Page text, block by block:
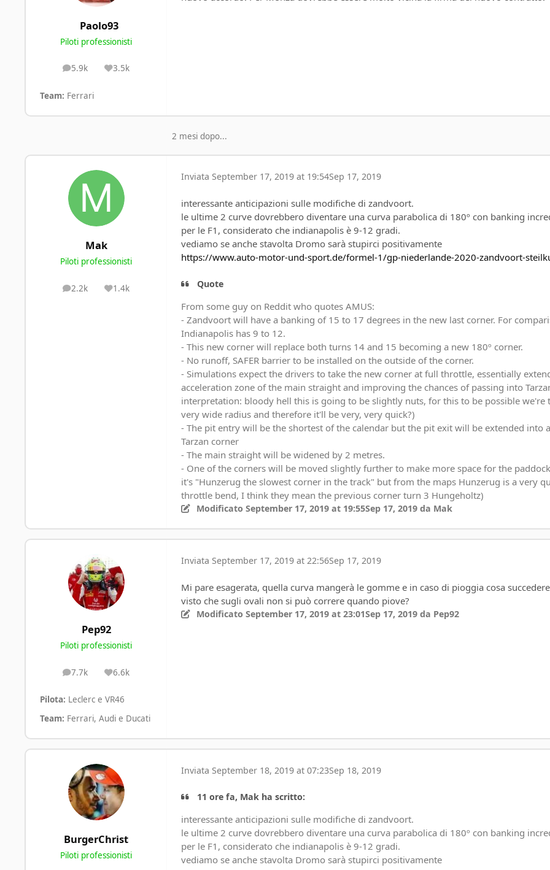
Paolo93
Piloti professionisti
5.9k
posts 3.5k
Reputation
Team: Ferrari
2 mesi dopo...
Mak
Piloti professionisti
2.2k
posts 1.4k
Reputation
Inviata September 17, 2019 at 19:54Sep 17, 2019
interessante anticipazioni sulle modifiche di zandvoort.
le ultime 2 curve dovrebbero diventare una curva parabolica di 180º con banking
per le F1, considerato che indianapolis è 9-12 gradi.
vediamo se anche stavolta Dromo sarà stupirci positivamente
https://www.auto-motor-und-sport.de/formel-1/gp-niederlande-2020-zandvoort-
Quote
From some guy on Reddit who quotes AMUS:
- Zandvoort will have a banking of 15 to 17 degrees in the new last corner. For
Indianapolis has 9 to 12.
- This new corner will replace both turns 14 and 15 becoming a new 180º corner.
- No runoff, SAFER barrier to be installed on the outside of the corner.
- Simulations expect the drivers to take the new corner at full throttle, essentially
acceleration zone of the main straight and improving the chances of passing into
interpretation: bloody hell this is going to be slightly nuts, for this to be possible we're
very wide radius and therefore it'll be very, very quick?)
- The pit entry will be the shortest of the calendar but the pit exit will be extended into
Tarzan corner
- The main straight will be widened by 2 metres.
- One of the corners will be moved slightly further to make more space for the
it's "Hunzerug the slowest corner in the track" but from the maps Hunzerug is a very
throttle bend, I think they mean the previous corner turn 3 Hungeholtz)
Modificato September 17, 2019 at 19:55Sep 17, 2019da Mak
Pep92
Piloti professionisti
7.7k
posts 6.6k
Reputation
Pilota: Leclerc e VR46
Team: Ferrari, Audi e Ducati
Inviata September 17, 2019 at 22:56Sep 17, 2019
Mi pare esagerata, quella curva mangerà le gomme e in caso di pioggia cosa
visto che sugli ovali non si può correre quando piove?
Modificato September 17, 2019 at 23:01Sep 17, 2019da Pep92
BurgerChrist
Piloti professionisti
Inviata September 18, 2019 at 07:23Sep 18, 2019
11 ore fa, Mak ha scritto:
interessante anticipazioni sulle modifiche di zandvoort.
le ultime 2 curve dovrebbero diventare una curva parabolica di 180º con banking
per le F1, considerato che indianapolis è 9-12 gradi.
vediamo se anche stavolta Dromo sarà stupirci positivamente